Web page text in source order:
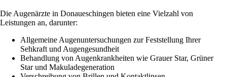
Die Augenärzte in Donaueschingen bieten eine Vielzahl von
Leistungen an, darunter:
Allgemeine Augenuntersuchungen zur Feststellung Ihrer
Sehkraft und Augengesundheit
Behandlung von Augenkrankheiten wie Grauer Star, Grüner
Star und Makuladegeneration